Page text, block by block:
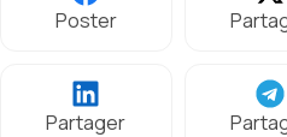
Poster
Partager